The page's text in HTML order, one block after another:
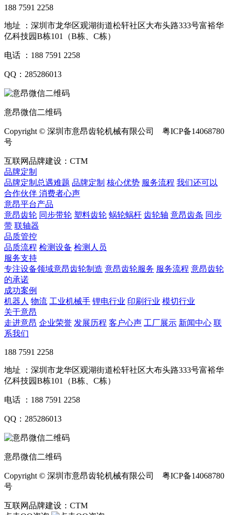
188 7591 2258
地址 ：深圳市龙华区观湖街道松轩社区大布头路333号富裕华
亿科技园B栋101（B栋、C栋）
电话 ：188 7591 2258
QQ：285286013
意昂微信二维码
Copyright © 深圳市意昂齿轮机械有限公司 粤ICP备14068780
号
互联网品牌建设：CTM
品牌定制
品牌定制总遇难题 品牌定制 核心优势 服务流程 我们还可以
合作伙伴 ​ 消费者心声
意昂平台产品
意昂齿轮 同步带轮 塑料齿轮 蜗轮蜗杆 齿轮轴 意昂齿条 同步
带 联轴器
品质管控
品质流程 检测设备 检测人员
服务支持
专注设备领域意昂齿轮制造 意昂齿轮服务 服务流程 意昂齿轮
的承诺
成功案例
机器人 物流 工业机械手 锂电行业 印刷行业 模切行业
关于意昂
走进意昂 企业荣誉 发展历程 客户心声 工厂展示 新闻中心 联
系我们
188 7591 2258
地址 ：深圳市龙华区观湖街道松轩社区大布头路333号富裕华
亿科技园B栋101（B栋、C栋）
电话 ：188 7591 2258
QQ：285286013
意昂微信二维码
Copyright © 深圳市意昂齿轮机械有限公司 粤ICP备14068780
号
互联网品牌建设：CTM